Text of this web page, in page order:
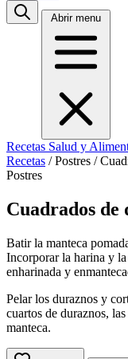
Abrir menu
Recetas Salud y
Recetas / Postres /
Postres
Cuadrados de
Batir la manteca
Incorporar la harina y
enharinada y
Pelar los duraznos y
cuartos de duraznos,
manteca.